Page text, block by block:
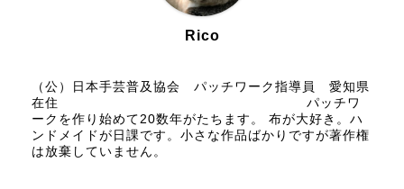
Rico
（公）日本手芸普及協会 パッチワーク指導員 愛知県
在住 パッチワ
ークを作り始めて20数年がたちます。 布が大好き。ハ
ンドメイドが日課です。小さな作品ばかりですが著作権
は放棄していません。